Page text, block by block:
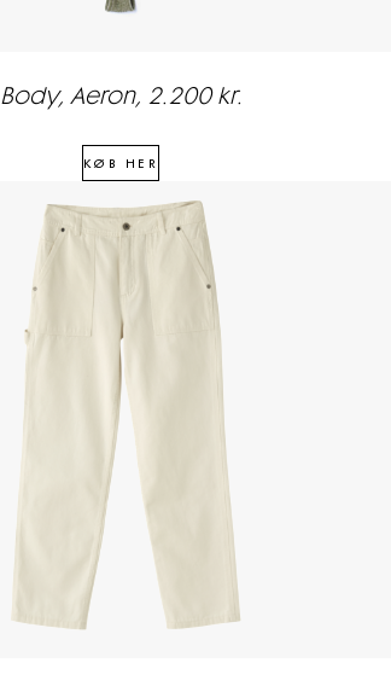
Body, Aeron, 2.200 kr.
KØB HER